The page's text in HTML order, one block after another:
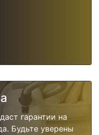
гарантии на
Будьте уверены